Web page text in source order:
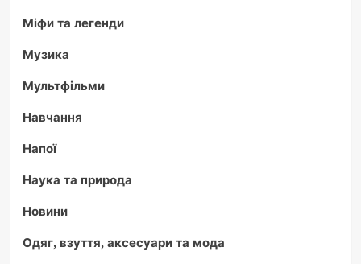
Міфи та легенди
Музика
Мультфільми
Навчання
Напої
Наука та природа
Новини
Одяг, взуття, аксесуари та мода